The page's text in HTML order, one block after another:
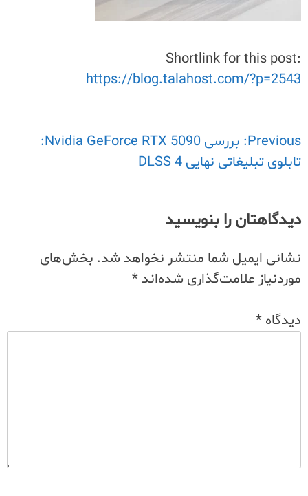
Shortlink for this post:
https://blog.talahost.com/?p=2543
راهبری
نوشته
Previous:
بررسی Nvidia GeForce RTX 5090:
تابلوی تبلیغاتی نهایی DLSS 4
دیدگاهتان را بنویسید
نشانی ایمیل شما منتشر نخواهد شد. بخش‌های
موردنیاز علامت‌گذاری شده‌اند *
دیدگاه *